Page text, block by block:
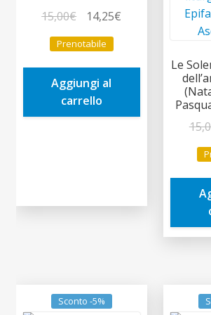
15,00€
prezzo
originale
era:
15,00€.
14,25€
è:
Prenotabile
Aggiungi al
carrello
Le
Sconto -5%